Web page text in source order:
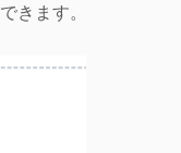
きます。